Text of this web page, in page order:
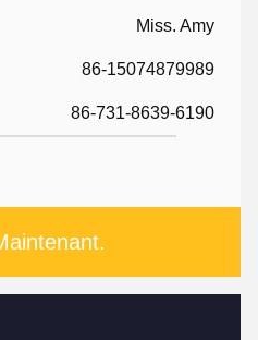
Miss. Amy
86-15074879989
86-731-8639-6190